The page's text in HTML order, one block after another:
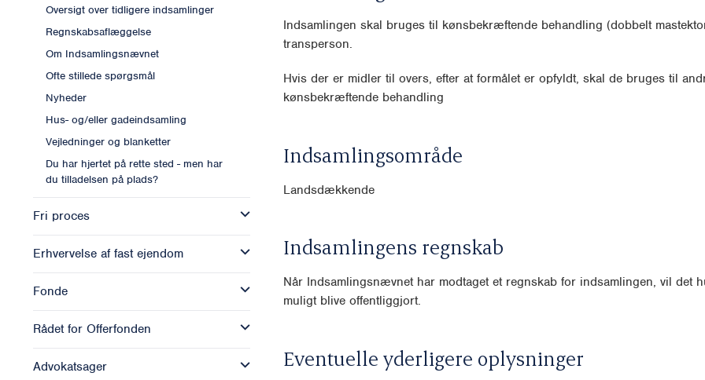
Oversigt over tidligere indsamlinger
Regnskabsaflæggelse
Om Indsamlingsnævnet
Ofte stillede spørgsmål
Nyheder
Hus- og/eller gadeindsamling
Vejledninger og blanketter
Du har hjertet på rette sted - men har
du tilladelsen på plads?
Fri proces
Erhvervelse af fast ejendom
Fonde
Rådet for Offerfonden
Advokatsager
Indsamlingen skal bruges til kønsbekræftende behandling (dobbelt
transperson.
Hvis der er midler til overs, efter at formålet er opfyldt, skal de bruges til
kønsbekræftende behandling
Indsamlingsområde
Landsdækkende
Indsamlingens regnskab
Når Indsamlingsnævnet har modtaget et regnskab for indsamlingen, vil det
muligt blive offentliggjort.
Eventuelle yderligere oplysninger